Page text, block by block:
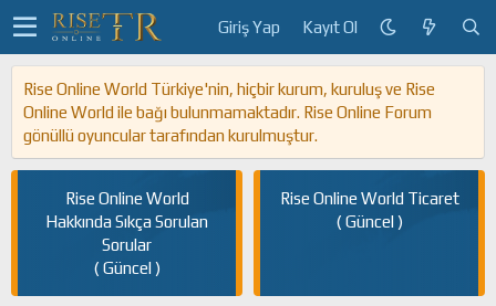
Giriş Yap Kayıt Ol
Rise Online World Türkiye'nin, hiçbir kurum, kuruluş ve Rise
Online World ile bağı bulunmamaktadır. Rise Online Forum
gönüllü oyuncular tarafından kurulmuştur.
Rise Online World
Hakkında Sıkça Sorulan
Sorular
( Güncel )
Rise Online World Ticaret
( Güncel )